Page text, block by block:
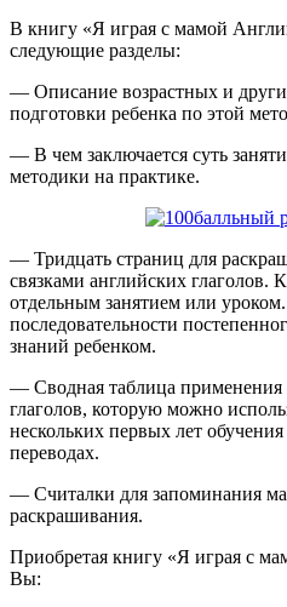
В книгу «Я играя с мамой
следующие разделы:
— Описание возрастных и
подготовки ребенка по этой
— В чем заключается суть
методики на практике.
— Тридцать страниц для
связками английских глаголов.
отдельным занятием или
последовательности
знаний ребенком.
— Сводная таблица
глаголов, которую можно
нескольких первых лет
переводах.
— Считалки для запоминания
раскрашивания.
Приобретая книгу «Я играя с
Вы: